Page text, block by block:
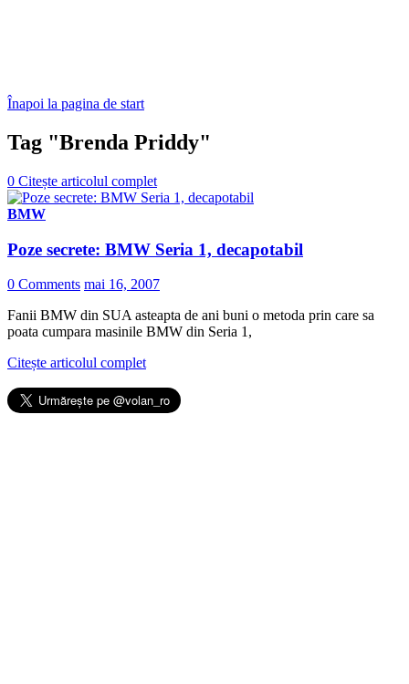
Înapoi la pagina de start
Tag "Brenda Priddy"
0 Citește articolul complet
BMW
Poze secrete: BMW Seria 1, decapotabil
0 Comments mai 16, 2007
Fanii BMW din SUA asteapta de ani buni o metoda prin care sa
poata cumpara masinile BMW din Seria 1,
Citește articolul complet